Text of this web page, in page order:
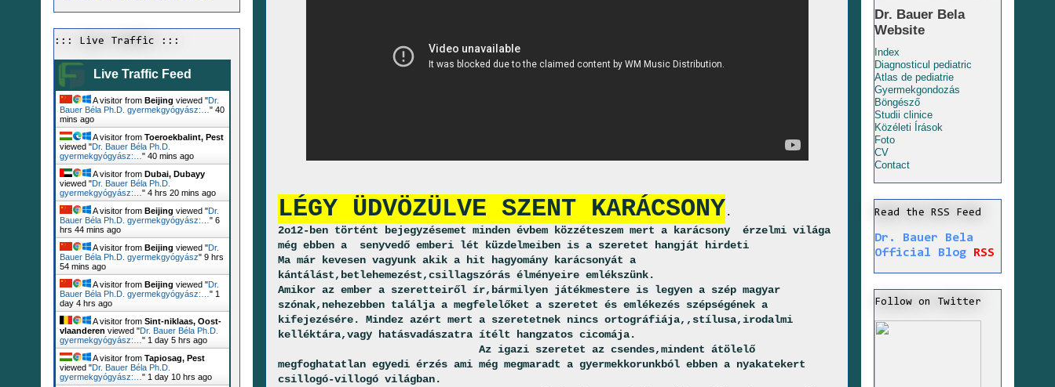
LÉGY ÜDVÖZÜLVE SZENT KARÁCSONY.
2o12-ben történt bejegyzésemet minden évbem közzéteszem mert a karácsony
érzelmi világa
még ebben a
senyvedő emberi lét küzdelmeiben is a szeretet hangját hirdeti
Ma már kevesen vagyunk akik a hit hagyomány karácsonyát a
kántálást,betlehemezést,csillagszórás élményeire emlékszünk.
Amikor az ember a szeretteiről ír,bármilyen játékmestere is legyen a szép magyar
szónak,nehezebben találja a megfelelőket a szeretet és emlékezés szépségének a
kifejezésére. Mindez azért mert a szeretetnek nincs ortográfiája,,stílusa,irodalmi
kelléktára,vagy hatásvadászatra ítélt hangzatos cicomája.
Az igazi szeretet az csendes,mindent átölelő
megfoghatatlan egyedi érzés ami még megmaradt a gyermekkorunkból ebben a nyakatekert
csillogó-villogó világban.
::: Live Traffic :::
Live Traffic Feed
A visitor from Beijing viewed "Dr.
Bauer Béla Ph.D. gyermekgyógyász:… " 40
mins ago
A visitor from Toeroekbalint, Pest
viewed "Dr. Bauer Béla Ph.D.
gyermekgyógyász:… " 40 mins ago
A visitor from Dubai, Dubayy
viewed "Dr. Bauer Béla Ph.D.
gyermekgyógyász:… " 4 hrs 20 mins ago
A visitor from Beijing viewed "Dr.
Bauer Béla Ph.D. gyermekgyógyász:… " 6
hrs 44 mins ago
A visitor from Beijing viewed "Dr.
Bauer Béla Ph.D. gyermekgyógyász" 9 hrs
54 mins ago
A visitor from Beijing viewed "Dr.
Bauer Béla Ph.D. gyermekgyógyász:… " 1
day 4 hrs ago
A visitor from Sint-niklaas, Oost-
vlaanderen viewed "Dr. Bauer Béla Ph.D.
gyermekgyógyász:… " 1 day 5 hrs ago
A visitor from Tapiosag, Pest
viewed "Dr. Bauer Béla Ph.D.
gyermekgyógyász:… " 1 day 10 hrs ago
Dr. Bauer Bela
Website
Index
Diagnosticul pediatric
Atlas de pediatrie
Gyermekgondozás
Böngésző
Studii clinice
Közéleti Írások
Foto
CV
Contact
Read the RSS Feed
Dr. Bauer Bela
Official Blog
RSS
Follow on Twitter